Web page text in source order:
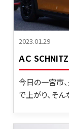
2023.01.29
ＡＣ
今日の一宮市
で上がり、そ